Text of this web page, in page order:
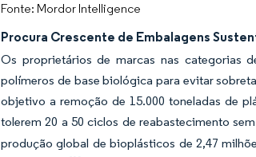
Fonte: Mordor Intelligence
Procura Crescente de Embalagens
Os proprietários de marcas nas categorias
polímeros de base biológica para evitar
objetivo a remoção de 15.000 toneladas de
tolerem 20 a 50 ciclos de reabastecimento
produção global de bioplásticos de 2,47